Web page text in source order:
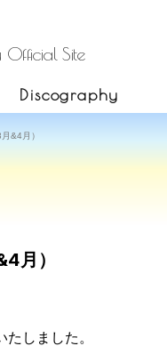
Official Site
Discography
&4月）
月）
しました。